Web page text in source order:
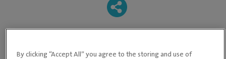
-
By clicking “Accept All” you agree to the storing and use of